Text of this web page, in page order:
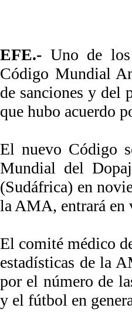
EFE.- Uno de
Código Mundial
de sanciones y del
que hubo acuerdo
El nuevo Código
Mundial del
(Sudáfrica) en
la AMA, entrará en
El comité médico
estadísticas de la
por el número de
y el fútbol en